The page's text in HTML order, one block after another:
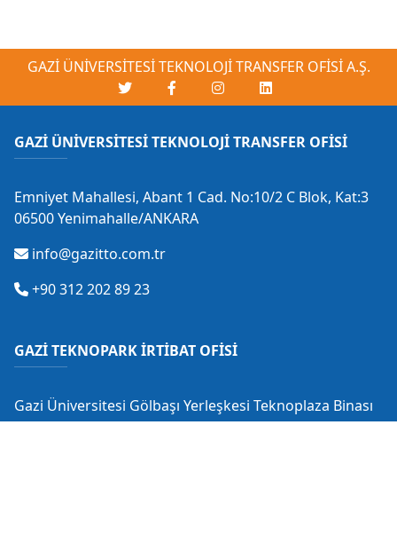
GAZİ ÜNİVERSİTESİ TEKNOLOJİ TRANSFER OFİSİ A.Ş.
GAZİ ÜNİVERSİTESİ TEKNOLOJİ TRANSFER OFİSİ
Emniyet Mahallesi, Abant 1 Cad. No:10/2 C Blok, Kat:3
06500 Yenimahalle/ANKARA
info@gazitto.com.tr
+90 312 202 89 23
GAZİ TEKNOPARK İRTİBAT OFİSİ
Gazi Üniversitesi Gölbaşı Yerleşkesi Teknoplaza Binası
Gölbaşı/ANKARA